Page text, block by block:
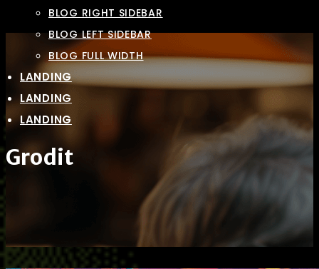
BLOG RIGHT SIDEBAR
BLOG LEFT SIDEBAR
BLOG FULL WIDTH
LANDING
LANDING
LANDING
Grodit